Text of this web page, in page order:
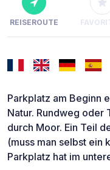
REISEROUTE
Parkplatz am Beginn
Natur. Rundweg oder
durch Moor. Ein Teil
(muss man selbst ein
Parkplatz hat im